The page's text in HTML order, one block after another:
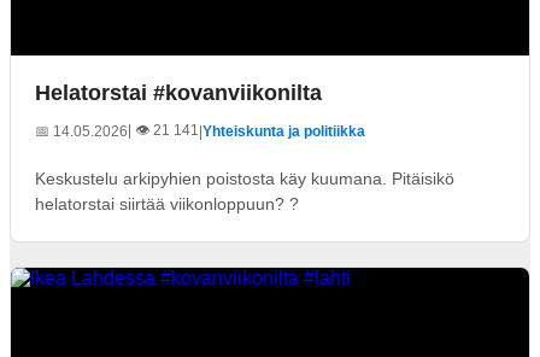
Helatorstai #kovanviikonilta
📅 14.05.2026| 👁️ 21 141 Yhteiskunta ja politiikka
Keskustelu arkipyhien poistosta käy kuumana. Pitäisikö
helatorstai siirtää viikonloppuun? ?